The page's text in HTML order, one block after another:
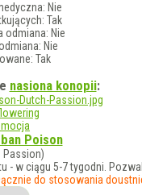
Nie
Tak
odmiana: Nie
Nie
Tak
nasiona konopii:
Poison
Passion)
w ciągu 5-7 tygodni.
do stosowania